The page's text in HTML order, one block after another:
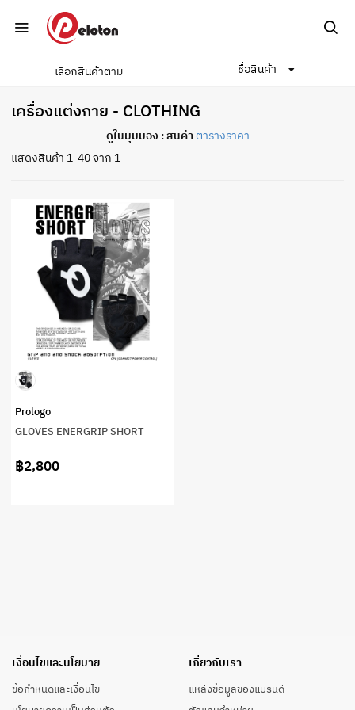
เครื่องแต่งกาย
เครื่องแต่งกาย - CLOTHING
เลือกสินค้าตาม
ดูในมุมมอง :สินค้า ตารางราคา
แสดงสินค้า 1-40 จาก 1
ชื่อสินค้า
Prologo
GLOVES ENERGRIP SHORT
฿2,800
เงื่อนไขและนโยบาย
ข้อกำหนดและเงื่อนไข
เกี่ยวกับเรา
แหล่งข้อมูลของแบรนด์